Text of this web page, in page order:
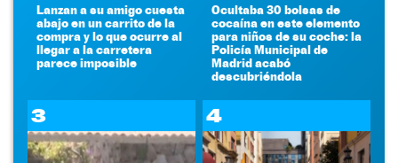
Lanzan a su amigo cuesta
abajo en un carrito de la
compra y lo que ocurre al
llegar a la carretera
parece imposible
Ocultaba 30 bolsas de
cocaína en este elemento
para niños de su coche: la
Policía Municipal de
Madrid acabó
descubriéndola
3 4